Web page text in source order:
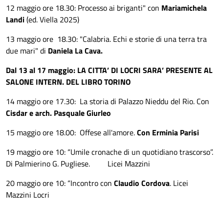
12 maggio ore 18.30: Processo ai briganti" con Mariamichela
Landi(ed. Viella 2025)
13 maggio ore 18.30: "Calabria. Echi e storie di una terra tra
due mari" di Daniela La Cava.
Dal 13 al 17 maggio: LA CITTA’ DI LOCRI SARA’ PRESENTE AL
SALONE INTERN. DEL LIBRO TORINO
14 maggio ore 17.30: La storia di Palazzo Nieddu del Rio. Con
Cisdar e arch. Pasquale Giurleo
15 maggio ore 18.00: Offese all'amore.Con Erminia Parisi
19 maggio ore 10: “Umile cronache di un quotidiano trascorso”.
Di Palmierino G. Pugliese. Licei Mazzini
20 maggio ore 10: “Incontro con Claudio Cordova. Licei
Mazzini Locri